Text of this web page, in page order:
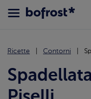
Ricette Contorni